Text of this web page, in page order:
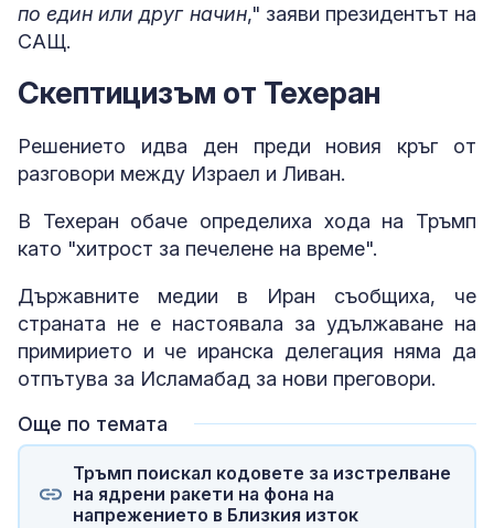
по един или друг начин," заяви президентът на
САЩ.
Скептицизъм от Техеран
Решението идва ден преди новия кръг от
разговори между Израел и Ливан.
В Техеран обаче определиха хода на Тръмп
като "хитрост за печелене на време".
Държавните медии в Иран съобщиха, че
страната не е настоявала за удължаване на
примирието и че иранска делегация няма да
отпътува за Исламабад за нови преговори.
Още по темата
Тръмп поискал кодовете за изстрелване
на ядрени ракети на фона на
напрежението в Близкия изток